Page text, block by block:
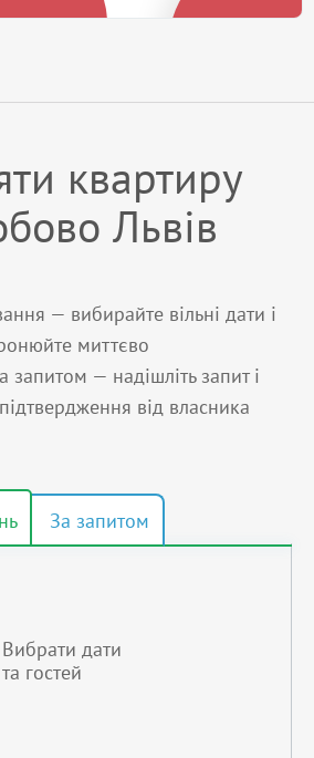
квартиру
Львів
— вибирайте вільні дати і
миттєво
— надішліть запит і
від власника
Вибрати дати
та гостей